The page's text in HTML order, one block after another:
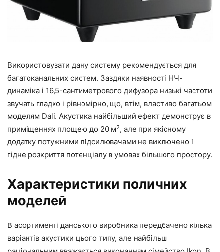
Використовувати дану систему рекомендується для
багатоканальних систем. Завдяки наявності НЧ-
динаміка і 16,5-сантиметрового дифузора низькі частоти
звучать гладко і рівномірно, що, втім, властиво багатьом
моделям Dali. Акустика найбільший ефект демонструє в
приміщеннях площею до 20 м2, але при якісному
додатку потужними підсилювачами не виключено і
гідне розкриття потенціалу в умовах більшого простору.
Характеристики поличних
моделей
В асортименті данського виробника передбачено кілька
варіантів акустики цього типу, але найбільш